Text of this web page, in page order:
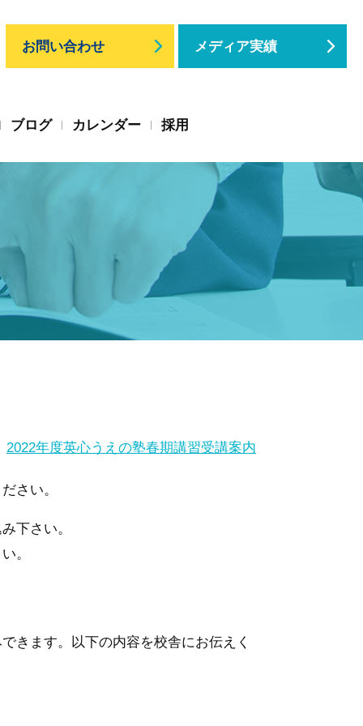
ブログ カレンダー 採用
お問い合わせ メディア実績
2022年度英心うえの塾春期講習受講案内
さい。
下さい。
。
きます。以下の内容を校舎にお伝えく